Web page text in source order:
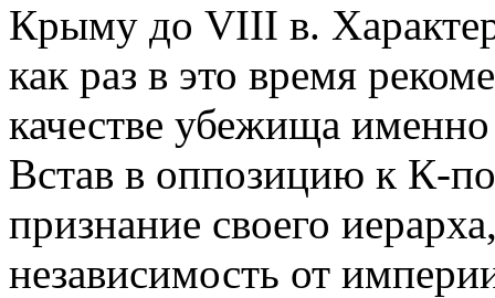
Крыму до VIII в.
как раз в это время
качестве убежища
Встав в оппозицию к К-
признание своего
независимость от